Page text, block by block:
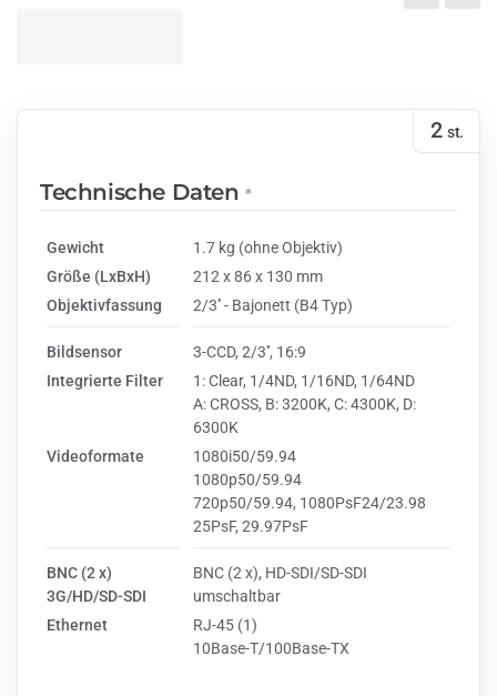
2st.
Technische Daten*
Gewicht
1.7 kg (ohne Objektiv)
Größe (LxBxH)
212 x 86 x 130 mm
Objektivfassung
2/3'' - Bajonett (B4 Typ)
Bildsensor
3-CCD, 2/3'', 16:9
Integrierte Filter
1: Clear, 1/4ND, 1/16ND, 1/64ND
A: CROSS, B: 3200K, C: 4300K, D:
6300K
Videoformate
1080i50/59.94
1080p50/59.94
720p50/59.94, 1080PsF24/23.98
25PsF, 29.97PsF
BNC (2 x)
3G/HD/SD-SDI
BNC (2 x), HD-SDI/SD-SDI
umschaltbar
Ethernet
RJ-45 (1)
10Base-T/100Base-TX